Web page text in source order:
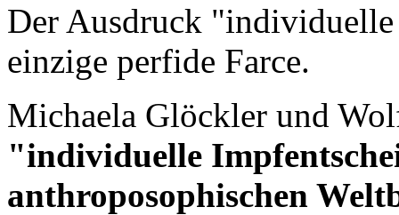
Der Ausdruck
einzige perfide Farce.
Michaela Glöckler und
"individuelle
anthroposophischen